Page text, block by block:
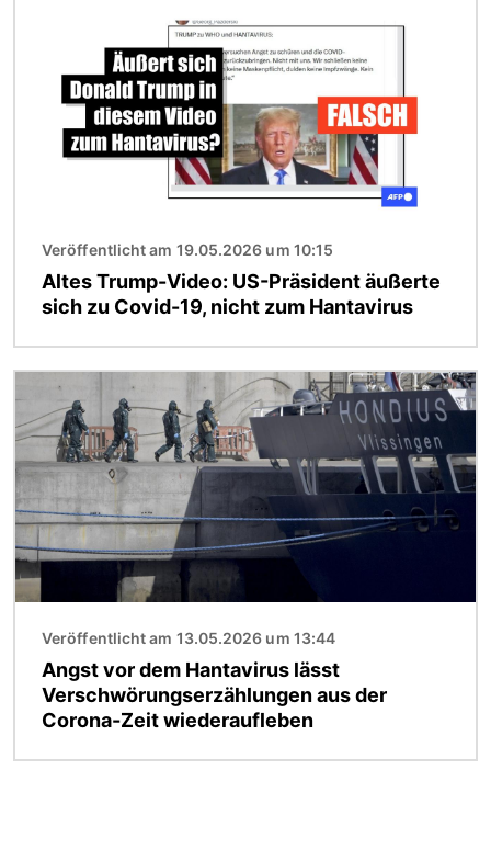
Veröffentlicht am 19.05.2026 um 10:15
Altes Trump-Video: US-Präsident äußerte
sich zu Covid-19, nicht zum Hantavirus
Veröffentlicht am 13.05.2026 um 13:44
Angst vor dem Hantavirus lässt
Verschwörungserzählungen aus der
Corona-Zeit wiederaufleben